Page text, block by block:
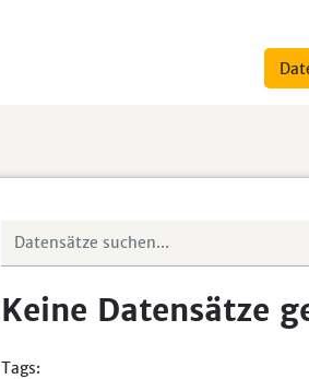
Keine Datensätze
Tags: